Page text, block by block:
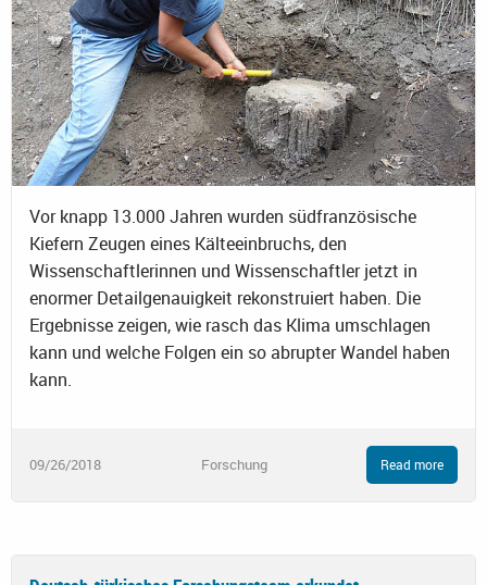
Vor knapp 13.000 Jahren wurden südfranzösische
Kiefern Zeugen eines Kälteeinbruchs, den
Wissenschaftlerinnen und Wissenschaftler jetzt in
enormer Detailgenauigkeit rekonstruiert haben. Die
Ergebnisse zeigen, wie rasch das Klima umschlagen
kann und welche Folgen ein so abrupter Wandel haben
kann.
09/26/2018 Forschung Read more